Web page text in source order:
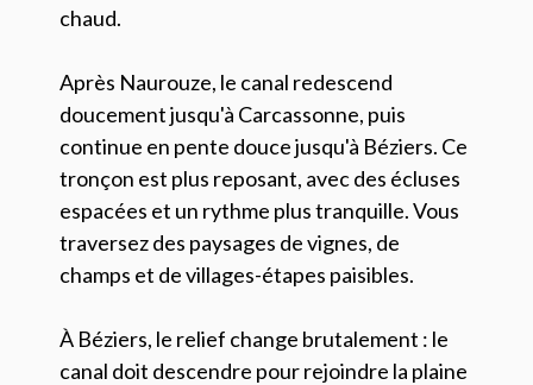
chaud.
Après Naurouze, le canal redescend
doucement jusqu'à Carcassonne, puis
continue en pente douce jusqu'à Béziers. Ce
tronçon est plus reposant, avec des écluses
espacées et un rythme plus tranquille. Vous
traversez des paysages de vignes, de
champs et de villages-étapes paisibles.
À Béziers, le relief change brutalement : le
canal doit descendre pour rejoindre la plaine